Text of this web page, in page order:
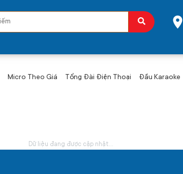
Micro Theo Giá Tổng Đài Điện Thoại Đầu Karaoke
Dữ liệu đang được cập nhật...